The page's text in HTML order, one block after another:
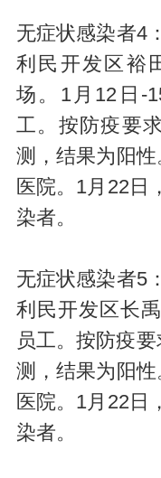
无症状感染者4
利民开发区裕
场。1月12日-
工。按防疫要
测，结果为阳
医院。1月22日
染者。
无症状感染者5
利民开发区长
员工。按防疫
测，结果为阳
医院。1月22日
染者。